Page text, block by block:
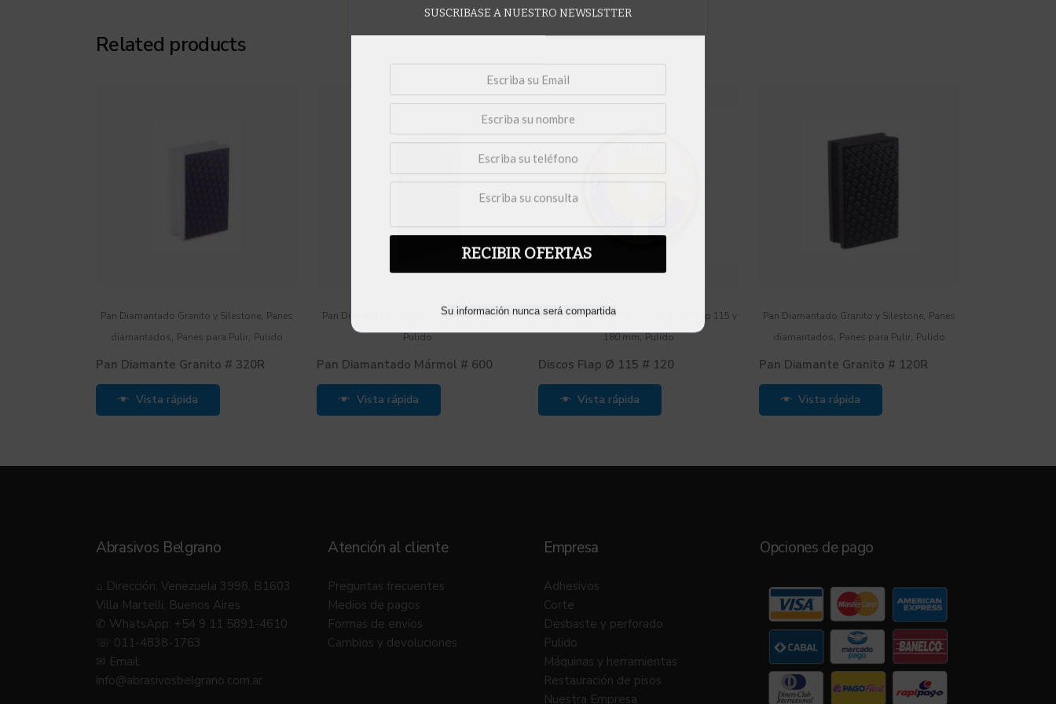
Related products
Pan Diamantado Granito y Silestone, Panes
diamantados, Panes para Pulir, Pulido
Pan Diamante Granito # 320R
Vista rápida
Pan Diamantado Mármol Panes para Pulir ,
Pulido
Pan Diamantado Mármol # 600
Vista rápida
Discos en Carburo silicio
Discos Flap 115 y
180 mm,Pulido
Discos Flap Ø 115 # 120
Vista rápida
Pan Diamantado Granito y Silestone, Panes
diamantados, Panes para Pulir, Pulido
Pan Diamante Granito # 120R
Vista rápida
Abrasivos Belgrano
⌂ Dirección: Venezuela 3998, B1603
Villa Martelli, Buenos Aires
✆ WhatsApp: +54 9 11 5891-4610
☏ 011-4838-1763
✉ Email:
info@abrasivosbelgrano.com.ar
Atención al cliente
Preguntas frecuentes
Medios de pagos
Formas de envíos
Cambios y devoluciones
Empresa
Adhesivos
Corte
Desbaste y perforado
Pulido
Máquinas y herramientas
Restauración de pisos
Nuestra Empresa
Opciones de pago
SUSCRIBASE A NUESTRO NEWSLSTTER
RECIBIR OFERTAS
Su información nunca será compartida